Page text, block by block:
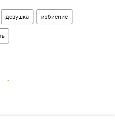
девушка избиение